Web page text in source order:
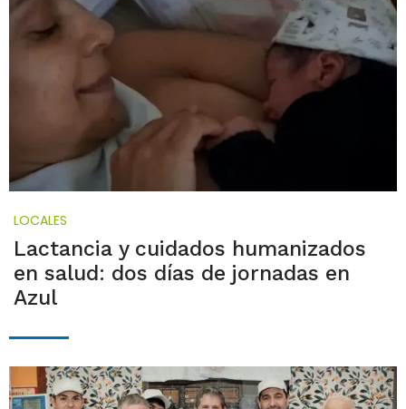
LOCALES
Lactancia y cuidados humanizados
en salud: dos días de jornadas en
Azul